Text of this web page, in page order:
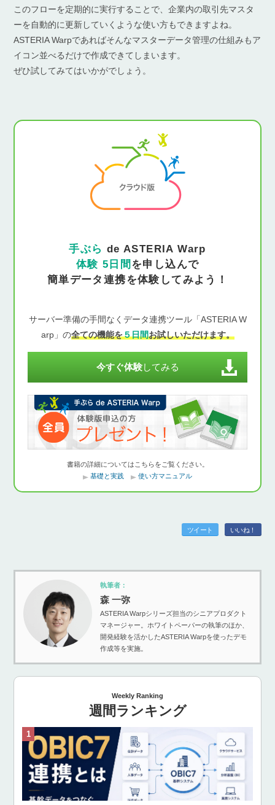
このフローを定期的に実行することで、企業内の取引先マスタ
ーを自動的に更新していくような使い方もできますよね。
ASTERIA Warpであればそんなマスターデータ管理の仕組みもア
イコン並べるだけで作成できてしまいます。
ぜひ試してみてはいかがでしょう。
手ぶら de ASTERIA Warp
体験 5日間 を申し込んで
簡単データ連携を体験してみよう！
サーバー準備の手間なくデータ連携ツール「ASTERIA W
arp」の全ての機能を５日間お試しいただけます。
今すぐ体験してみる
書籍の詳細についてはこちらをご覧ください。
基礎と実践
使い方マニュアル
ツイート いいね！
執筆者：
森 一弥
ASTERIA Warpシリーズ担当のシニアプロダクト
マネージャー。ホワイトペーパーの執筆のほか、
開発経験を活かしたASTERIA Warpを使ったデモ
作成等を実施。
Weekly Ranking
週間ランキング